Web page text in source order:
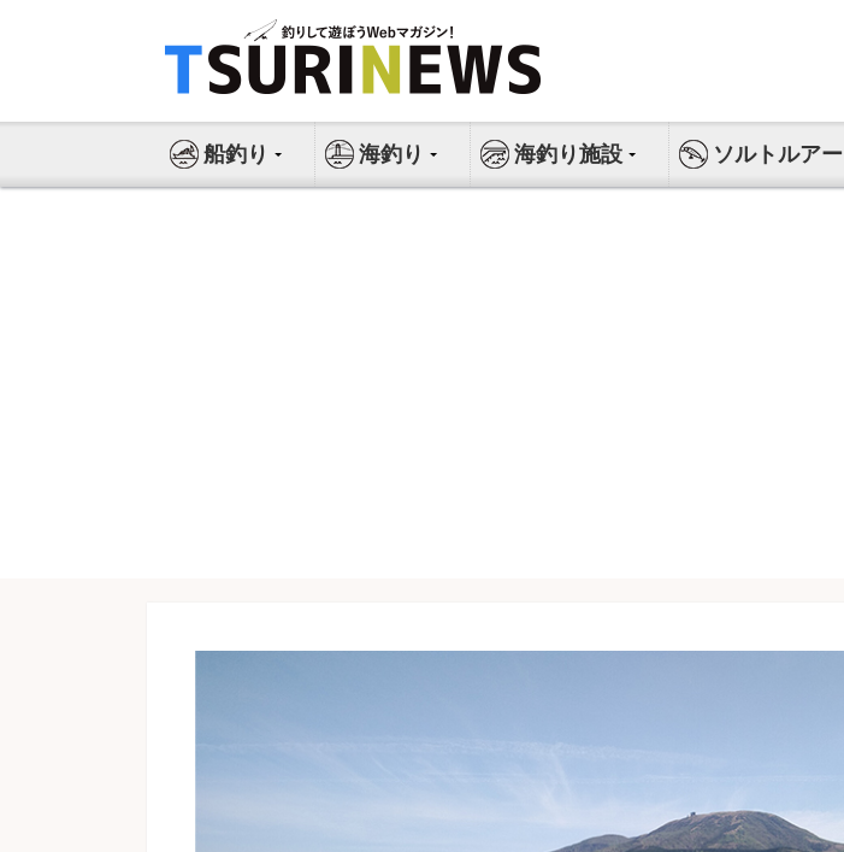
ス
船釣り 海釣り 海釣り施設 ソルトルアー